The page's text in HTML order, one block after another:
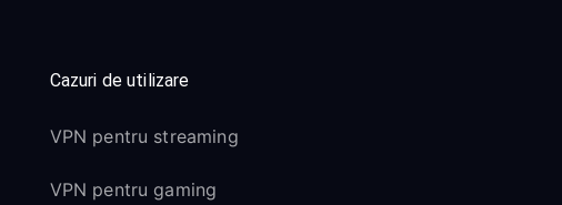
Cazuri de utilizare
VPN pentru streaming
VPN pentru gaming